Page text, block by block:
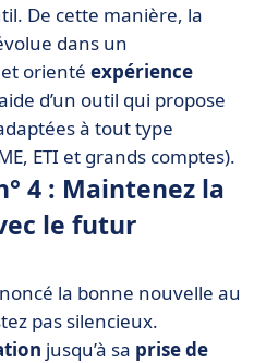
De cette manière, la
dans un
orienté expérience
d’un outil qui propose
à tout type
ETI et grands comptes).
4 : Maintenez la
le futur
la bonne nouvelle au
pas silencieux.
jusqu’à sa prise de